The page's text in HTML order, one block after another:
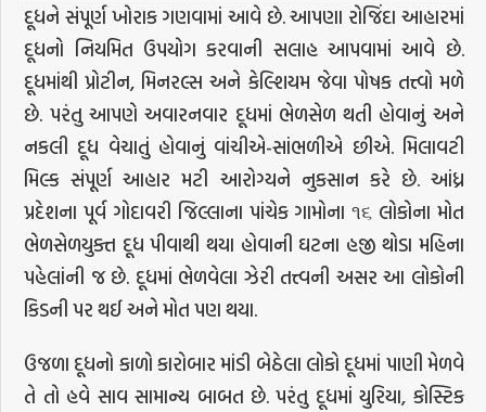
દૂધને સંપૂર્ણ ખોરાક ગણવામાં આવે છે. આપણા રોજિંદા આહારમાં
દૂધનો નિયમિત ઉપયોગ કરવાની સલાહ આપવામાં આવે છે.
દૂધમાંથી પ્રોટીન, મિનરલ્સ અને કેલ્શિયમ જેવા પોષક તત્ત્વો મળે
છે. પરંતુ આપણે અવારનવાર દૂધમાં ભેળસેળ થતી હોવાનું અને
નકલી દૂધ વેચાતું હોવાનું વાંચીએ-સાંભળીએ છીએ. મિલાવટી
મિલ્ક સંપૂર્ણ આહાર મટી આરોગ્યને નુકસાન કરે છે. આંધ્ર
પ્રદેશના પૂર્વ ગોદાવરી જિલ્લાના પાંચેક ગામોના ૧૬ લોકોના મોત
ભેળસેળયુક્ત દૂધ પીવાથી થયા હોવાની ઘટના હજી થોડા મહિના
પહેલાંની જ છે. દૂધમાં ભેળવેલા ઝેરી તત્ત્વની અસર આ લોકોની
કિડની પર થઈ અને મોત પણ થયા.
ઉજળા દૂધનો કાળો કારોબાર માંડી બેઠેલા લોકો દૂધમાં પાણી મેળવે
તે તો હવે સાવ સામાન્ય બાબત છે. પરંતુ દૂધમાં યુરિયા, કોસ્ટિક